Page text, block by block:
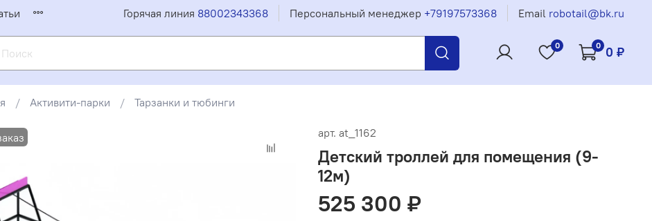
Горячая линия 88002343368 Персональный менеджер +79197573368 Email robotail@bk.ru
0 0 0 ₽
Активити-парки Тарзанки и тюбинги
арт. at_1162
Детский троллей для помещения (9-
12м)
525 300 ₽